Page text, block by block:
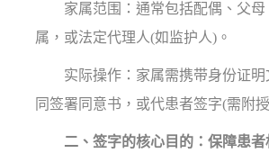
家属范围：通常包括配偶、父母
属，或法定代理人(如监护人)。
实际操作：家属需携带身份证明
同签署同意书，或代患者签字(需附
二、签字的核心目的：保障患者